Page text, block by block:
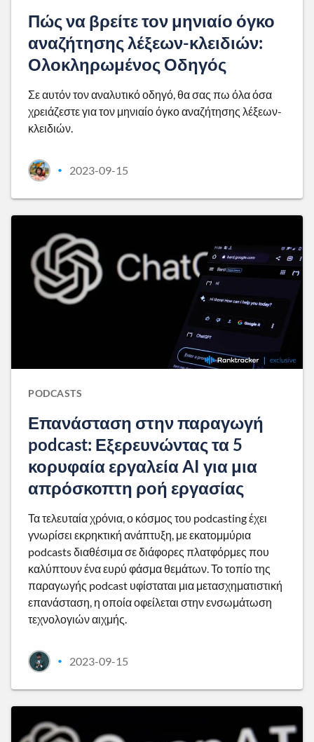
Πώς να βρείτε τον μηνιαίο όγκο
αναζήτησης λέξεων-κλειδιών:
Ολοκληρωμένος Οδηγός
Σε αυτόν τον αναλυτικό οδηγό, θα σας πω όλα όσα
χρειάζεστε για τον μηνιαίο όγκο αναζήτησης λέξεων-
κλειδιών.
• 2023-09-15
PODCASTS
Επανάσταση στην παραγωγή
podcast: Εξερευνώντας τα 5
κορυφαία εργαλεία AI για μια
απρόσκοπτη ροή εργασίας
Τα τελευταία χρόνια, ο κόσμος του podcasting έχει
γνωρίσει εκρηκτική ανάπτυξη, με εκατομμύρια
podcasts διαθέσιμα σε διάφορες πλατφόρμες που
καλύπτουν ένα ευρύ φάσμα θεμάτων. Το τοπίο της
παραγωγής podcast υφίσταται μια μετασχηματιστική
επανάσταση, η οποία οφείλεται στην ενσωμάτωση
τεχνολογιών αιχμής.
• 2023-09-15